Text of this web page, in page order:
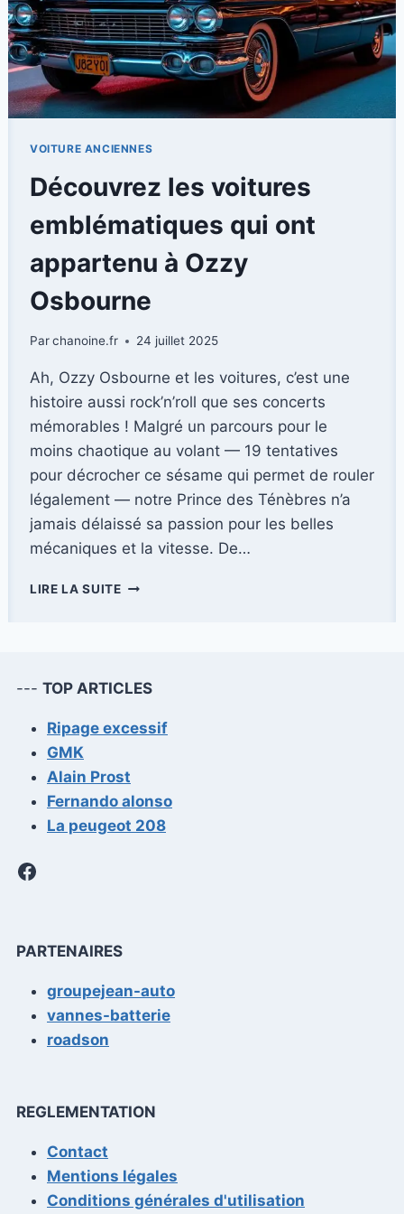
VOITURE ANCIENNES
Découvrez les voitures
emblématiques qui ont
appartenu à Ozzy
Osbourne
Parchanoine.fr 24 juillet 2025
Ah, Ozzy Osbourne et les voitures, c’est une
histoire aussi rock’n’roll que ses concerts
mémorables ! Malgré un parcours pour le
moins chaotique au volant — 19 tentatives
pour décrocher ce sésame qui permet de rouler
légalement — notre Prince des Ténèbres n’a
jamais délaissé sa passion pour les belles
mécaniques et la vitesse. De…
LIRE LA SUITEDÉCOUVREZ
ONT
APPARTENU
OZZY
--- TOP ARTICLES
Ripage excessif
GMK
Alain Prost
Fernando alonso
La peugeot 208
Facebook
PARTENAIRES
groupejean-auto
vannes-batterie
roadson
REGLEMENTATION
Contact
Mentions légales
Conditions générales d'utilisation